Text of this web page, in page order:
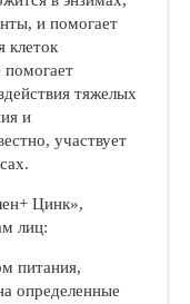
и помогает
клеток
помога­ет
тяжелых
и
участвует
Цинк»,
лиц:
пита­ния,
определенные